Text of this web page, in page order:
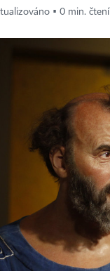
▪ 0 min. čtení